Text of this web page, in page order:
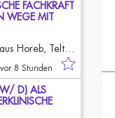
FACHKRAFT
WEGE MIT
vor 8 Stunden
W/ D) ALS